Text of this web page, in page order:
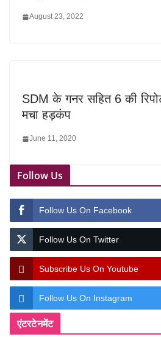
August 23, 2022
SDM के गनर सहित 6 की
मचा हड़कंप
June 11, 2020
Follow Us
Follow Us On Facebook
Follow Us On Twitter
Subscribe Us On Youtube
Follow Us On Instagram
एंटरटेनमेंट